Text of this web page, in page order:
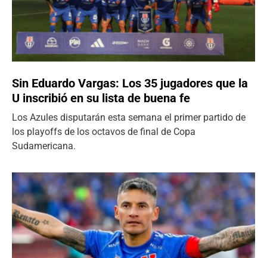
Sin Eduardo Vargas: Los 35 jugadores que la
U inscribió en su lista de buena fe
Los Azules disputarán esta semana el primer partido de
los playoffs de los octavos de final de Copa
Sudamericana.